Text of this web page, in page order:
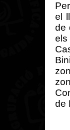
Per
el
de
els
de